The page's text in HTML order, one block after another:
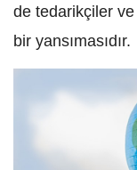
de tedarikçiler
bir yansımasıdır.